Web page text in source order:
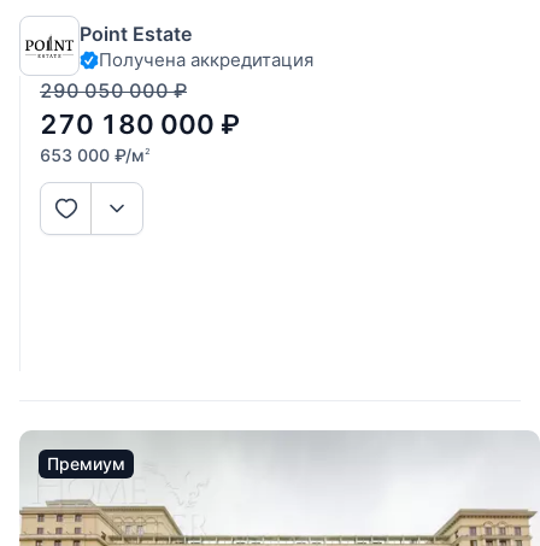
двухуровневый пентхаус площадью 414 кв. м. с террасой
в ЖК "Кутузовская Ривьера". Планировка: 1-й уровень:
гостиная, кухня-столовая, три спальни, две из которых со
своими санузлами, гостевой
Point Estate
Получена аккредитация
290 050 000 ₽
270 180 000 ₽
653 000 ₽/м2
Премиум